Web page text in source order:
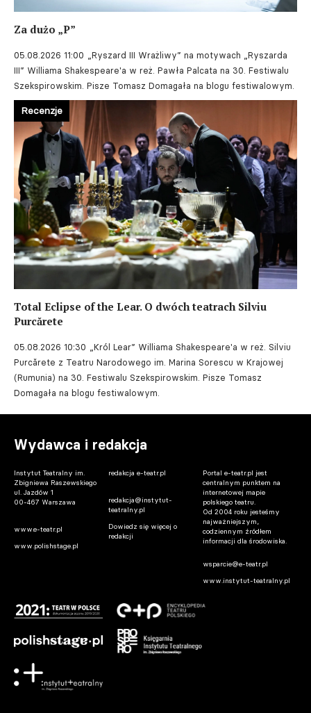
Za dużo „P”
05.08.2026 11:00 „Ryszard III Wrażliwy” na motywach „Ryszarda
III” Williama Shakespeare'a w reż. Pawła Palcata na 30. Festiwalu
Szekspirowskim. Pisze Tomasz Domagała na blogu festiwalowym.
Total Eclipse of the Lear. O dwóch teatrach Silviu
Purcărete
05.08.2026 10:30
„Król Lear” Williama Shakespeare'a w reż. Silviu
Purcărete z Teatru Narodowego im. Marina Sorescu w Krajowej
(Rumunia) na 30. Festiwalu Szekspirowskim. Pisze Tomasz
Domagała na blogu festiwalowym.
Recenzje
Wydawca i redakcja
Instytut Teatralny im.
Zbigniewa Raszewskiego
ul. Jazdów 1
00-467 Warszawa
www.e-teatr.pl
www.polishstage.pl
redakcja e-teatr.pl
redakcja@instytut-
teatralny.pl
Dowiedz się więcej o
redakcji
Portal e-teatr.pl jest
centralnym punktem na
internetowej mapie
polskiego teatru.
Od 2004 roku jesteśmy
najważniejszym,
codziennym źródłem
informacji dla środowiska.
wsparcie@e-teatr.pl
www.instytut-teatralny.pl